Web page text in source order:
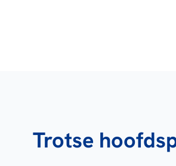
Trotse